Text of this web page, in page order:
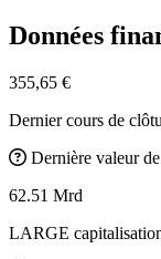
Données
355,65 €
Dernier cours de
Dernière valeur
62.51 Mrd
LARGE